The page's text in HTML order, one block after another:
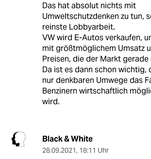
Das hat absolut nichts mit
Umweltschutzdenken zu tun,
reinste Lobbyarbeit.
VW wird E-Autos verkaufen,
mit größtmöglichem Umsatz
Preisen, die der Markt gerade
Da ist es dann schon wichtig,
nur denkbaren Umwege das
Benzinern wirtschaftlich
wird.
Black & White
28.09.2021, 18:11 Uhr